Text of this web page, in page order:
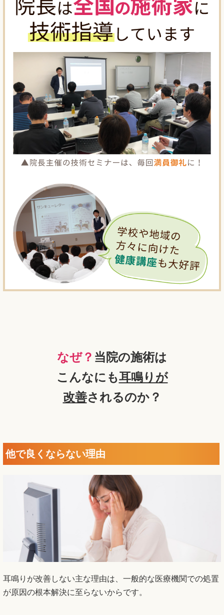
なぜ？ 当院の施術は
こんなにも耳鳴りが
改善されるのか？
他で良くならない理由
耳鳴りが改善しない主な理由は、一般的な医療機関での処置
が原因の根本解決に至らないからです。